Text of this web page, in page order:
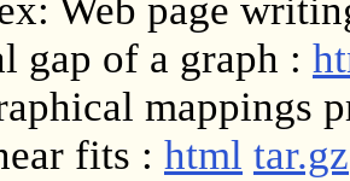
Web page
gap of a graph :
mappings
fits : html tar.gz